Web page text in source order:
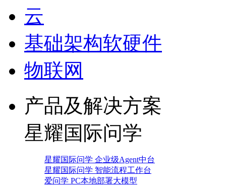
云
基础架构软硬件
物联网
产品及解决方案
星耀国际问学
星耀国际问学 企业级Agent中台
星耀国际问学 智能流程工作台
爱问学 PC本地部署大模型